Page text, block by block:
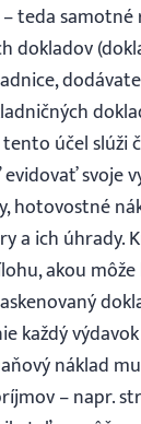
– teda samotné
dokladov
účel slúži
svoje
hotovostné
a ich úhrady.
akou
každý
náklad
– napr.